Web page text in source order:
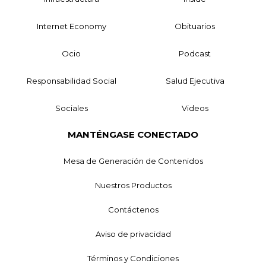
Internet Economy Obituarios
Ocio Podcast
Responsabilidad Social Salud Ejecutiva
Sociales Videos
MANTÉNGASE CONECTADO
Mesa de Generación de Contenidos
Nuestros Productos
Contáctenos
Aviso de privacidad
Términos y Condiciones